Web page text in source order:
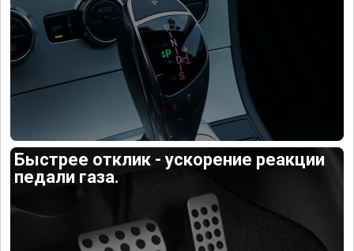
Быстрее отклик - ускорение реакции
педали газа.